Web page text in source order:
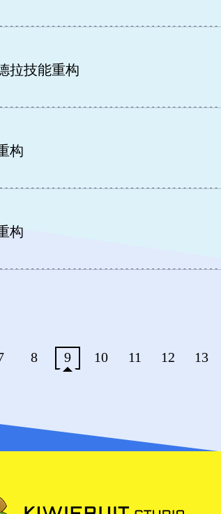
拉技能重构
构
构
8 9 10 11 12 13